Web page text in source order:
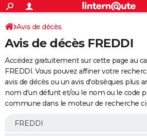
ACTUALITÉS
Politique
Société
Faits Divers
Education
Monde
Villes
+
SPORT
Coupe du monde 2026
Football
Tennis
Cyclisme
Rugby
Forum
Programme TV
TNT
Streaming
Cinéma
Sorties cinéma
Musique
+
FINANCE
Retraite
Epargne
Immobilier
Risques naturels par ville
Banque
Assurance
AUTO
Essais
Réserver un essai
Citadines
Berlines
SUV
Forum auto
+
Mobiles
Meilleur smartphone
Internet
Ordinateurs
Jeux vidéo
Guide high-tech
Avis de décès
Avis de décès FREDDI
Accédez gratuitement sur cette page au
FREDDI. Vous pouvez affiner votre
avis de décès ou un avis d'obsèques plus
nom d'un défunt et/ou le nom ou le code
commune dans le moteur de recherche